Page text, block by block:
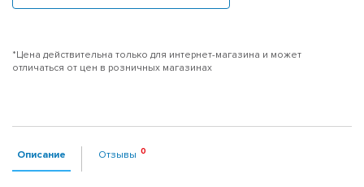
*Цена действительна только для интернет-магазина и может
отличаться от цен в розничных магазинах
Описание Отзывы